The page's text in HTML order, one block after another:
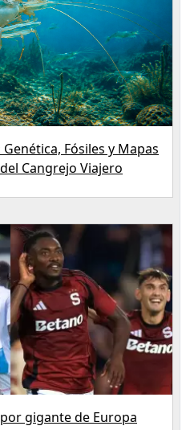
Fósiles y Mapas
Cangrejo Viajero
gigante de Europa